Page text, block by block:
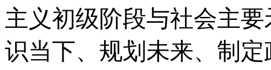
主义初级阶段与社会主
识当下、规划未来、制